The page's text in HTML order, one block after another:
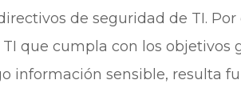
de seguridad de TI.
que cumpla con los objetivos
información sensible, resulta